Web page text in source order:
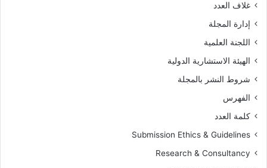
غلاف العدد
إدارة المجلة
اللجنة العلمية
الهيئة الاستشارية الدولية
شروط النشر بالمجلة
الفهرس
كلمة العدد
Submission Ethics & Guidelines
Research & Consultancy